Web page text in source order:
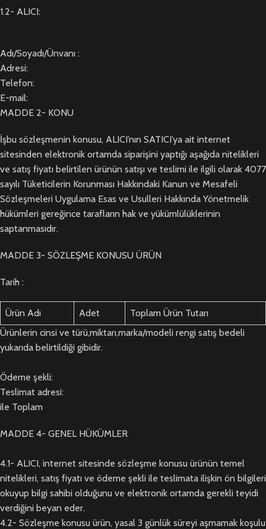
1.2- ALICI:
Adı/Soyadı/Ünvanı :
Adresi:
Telefon:
E-mail:
MADDE 2- KONU
İşbu sözleşmenin konusu, ALICI’nın SATICI’ya ait internet
sitesinden elektronik ortamda siparişini yaptığı aşağıda nitelikleri
ve satış fiyatı belirtilen ürünün satışı ve teslimi ile ilgili olarak 4077
sayılı Tüketicilerin Korunması Hakkındaki Kanun ve Mesafeli
Sözleşmeleri Uygulama Esas ve Usulleri Hakkında Yönetmelik
hükümleri gereğince tarafların hak ve yükümlülüklerinin
saptanmasıdır.
MADDE 3- SÖZLEŞME KONUSU ÜRÜN
Tarih :
Ürün Adı Adet
Toplam Ürün Tutarı
Ürünlerin cinsi ve türü,miktarı,marka/modeli rengi satış bedeli
yukarıda belirtildiği gibidir.
Ödeme şekli:
Teslimat adresi:
ile Toplam
MADDE 4- GENEL HÜKÜMLER
4.1- ALICI, internet sitesinde sözleşme konusu ürünün temel
nitelikleri, satış fiyatı ve ödeme şekli ile teslimata ilişkin ön bilgileri
okuyup bilgi sahibi olduğunu ve elektronik ortamda gerekli teyidi
verdiğini beyan eder.
4.2- Sözleşme konusu ürün, yasal 3 günlük süreyi aşmamak koşulu